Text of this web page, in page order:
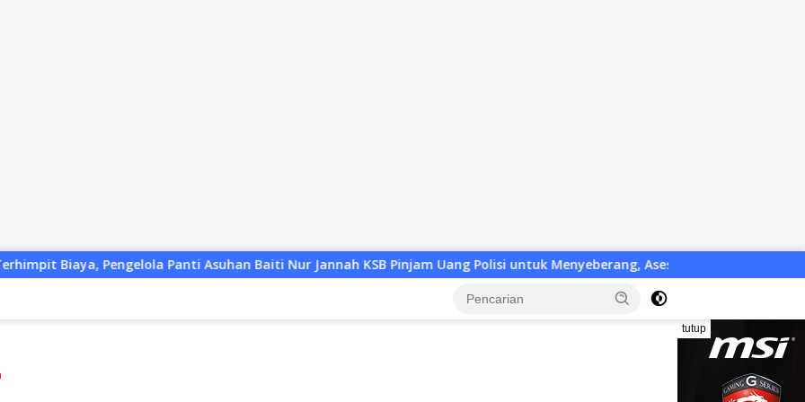
Panti Asuhan Baiti Nur Jannah KSB Pinjam Uang Polisi untuk Menyeberang, Asesmen Bantuan Tak Kunjung Tuntas
tutup